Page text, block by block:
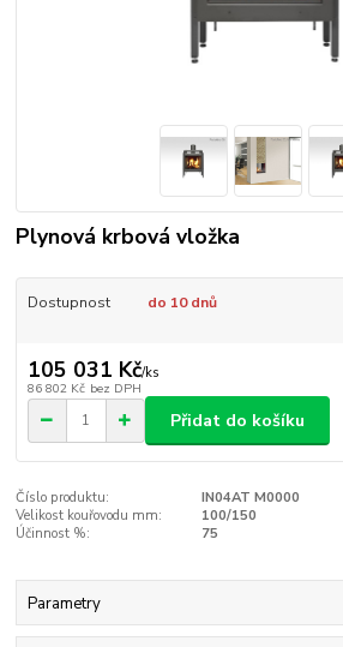
Plynová krbová vložka
Dostupnost do 10 dnů
105 031 Kč/ks
86 802 Kč bez DPH
Přidat do košíku
Číslo produktu:
IN04AT M0000
Velikost kouřovodu mm:
100/150
Účinnost %:
75
Parametry